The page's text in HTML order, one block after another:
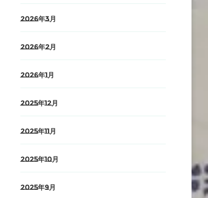
2026年3月
2026年2月
2026年1月
2025年12月
2025年11月
2025年10月
2025年9月